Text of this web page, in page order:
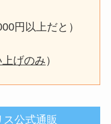
円以上だと）
げのみ ）
ス公式通販